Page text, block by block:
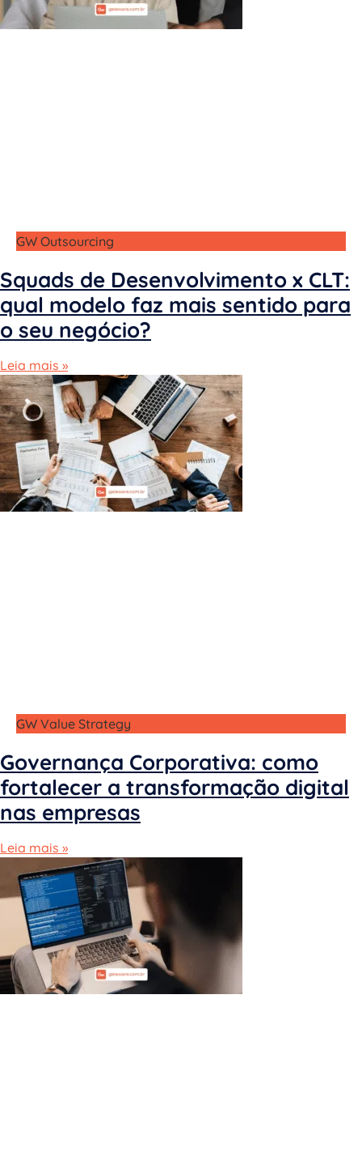
GW Outsourcing
Squads de Desenvolvimento x CLT:
qual modelo faz mais sentido para
o seu negócio?
Leia mais »
GW Value Strategy
Governança Corporativa: como
fortalecer a transformação digital
nas empresas
Leia mais »